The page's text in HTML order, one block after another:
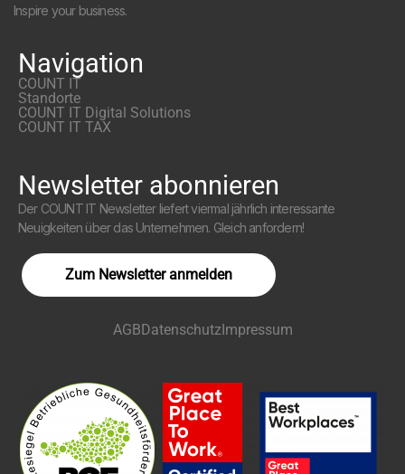
Inspire your business.
Navigation
COUNT IT
Standorte
COUNT IT Digital Solutions
COUNT IT TAX
Newsletter abonnieren
Der COUNT IT Newsletter liefert viermal jährlich interessante
Neuigkeiten über das Unternehmen. Gleich anfordern!
Zum Newsletter anmelden
AGB DatenschutzImpressum